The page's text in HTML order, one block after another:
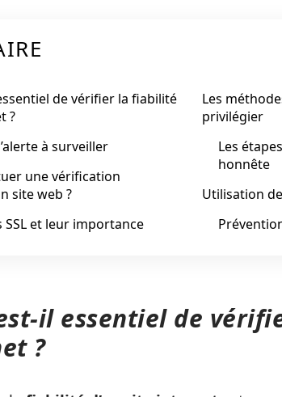
de vérifier la fiabilité
?
à surveiller
une vérification
site web ?
SSL et leur importance
Les
privilégier
Les
honnête
Utilisation
il essentiel de
?